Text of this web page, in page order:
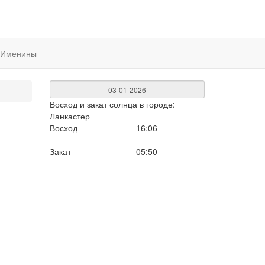
Именины
Восход и закат солнца в городе:
Ланкастер
Восход
16:06
Закат
05:50